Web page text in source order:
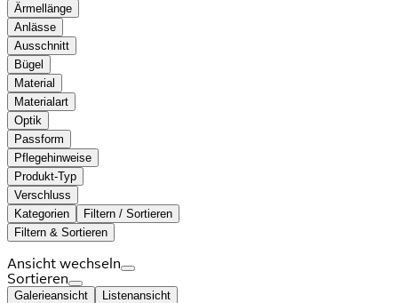
Ärmellänge
Anlässe
Ausschnitt
Bügel
Material
Materialart
Optik
Passform
Pflegehinweise
Produkt-Typ
Verschluss
Kategorien
Filtern / Sortieren
Filtern & Sortieren
Ansicht wechseln
Sortieren
Galerieansicht Listenansicht